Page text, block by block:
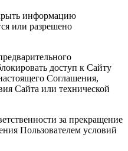
информацию
или разрешено
доступ к Сайту
Соглашения,
Сайта или технической
за прекращение
Пользователем условий